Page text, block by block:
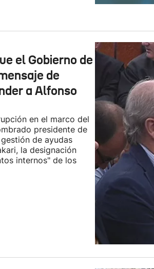
el Gobierno de
de
a Alfonso
en el marco del
presidente de
de ayudas
la designación
internos" de los